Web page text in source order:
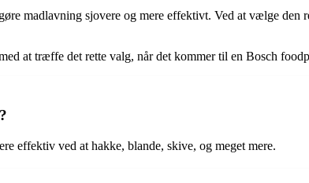
madlavning sjovere og mere effektivt. Ved at vælge
at træffe det rette valg, når det kommer til en Bosch
effektiv ved at hakke, blande, skive, og meget mere.